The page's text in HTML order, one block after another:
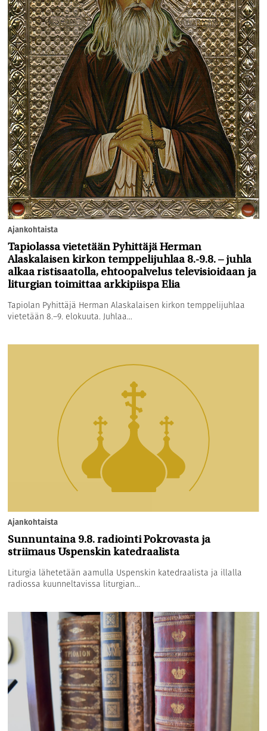
Ajankohtaista
Tapiolassa vietetään Pyhittäjä Herman
Alaskalaisen kirkon temppelijuhlaa 8.-9.8. – juhla
alkaa ristisaatolla, ehtoopalvelus televisioidaan ja
liturgian toimittaa arkkipiispa Elia
Tapiolan Pyhittäjä Herman Alaskalaisen kirkon temppelijuhlaa
vietetään 8.–9. elokuuta. Juhlaa...
Ajankohtaista
Sunnuntaina 9.8. radiointi Pokrovasta ja
striimaus Uspenskin katedraalista
Liturgia lähetetään aamulla Uspenskin katedraalista ja illalla
radiossa kuunneltavissa liturgian...